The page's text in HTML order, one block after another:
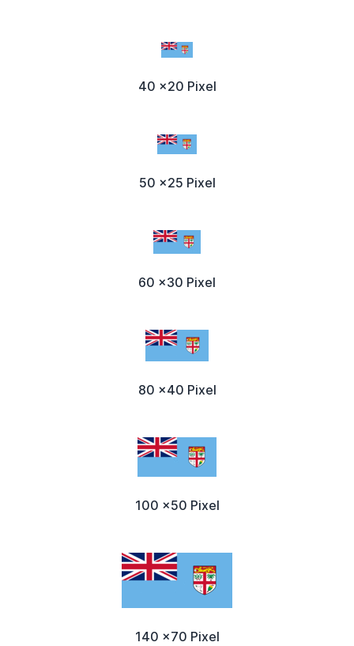
40 x20 Pixel
50 x25 Pixel
60 x30 Pixel
80 x40 Pixel
100 x50 Pixel
140 x70 Pixel